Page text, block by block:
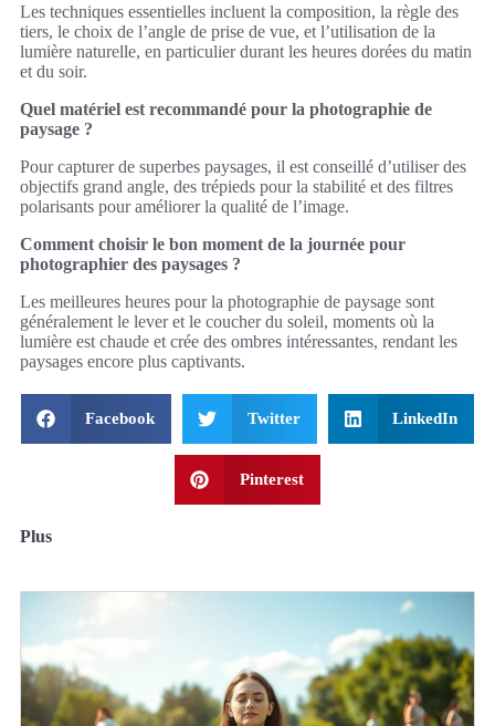
Les techniques essentielles incluent la composition, la règle des
tiers, le choix de l’angle de prise de vue, et l’utilisation de la
lumière naturelle, en particulier durant les heures dorées du matin
et du soir.
Quel matériel est recommandé pour la photographie de
paysage ?
Pour capturer de superbes paysages, il est conseillé d’utiliser des
objectifs grand angle, des trépieds pour la stabilité et des filtres
polarisants pour améliorer la qualité de l’image.
Comment choisir le bon moment de la journée pour
photographier des paysages ?
Les meilleures heures pour la photographie de paysage sont
généralement le lever et le coucher du soleil, moments où la
lumière est chaude et crée des ombres intéressantes, rendant les
paysages encore plus captivants.
Facebook Twitter LinkedIn
Pinterest
Plus